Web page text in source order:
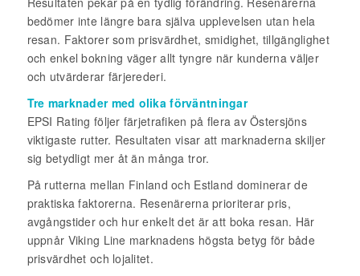
bedömer inte längre bara själva upplevelsen utan hela
resan. Faktorer som prisvärdhet, smidighet, tillgänglighet
och enkel bokning väger allt tyngre när kunderna väljer
och utvärderar färjerederi.
Tre marknader med olika förväntningar
EPSI Rating följer färjetrafiken på flera av Östersjöns
viktigaste rutter. Resultaten visar att marknaderna skiljer
sig betydligt mer åt än många tror.
På rutterna mellan Finland och Estland dominerar de
praktiska faktorerna. Resenärerna prioriterar pris,
avgångstider och hur enkelt det är att boka resan. Här
uppnår Viking Line marknadens högsta betyg för både
prisvärdhet och lojalitet.